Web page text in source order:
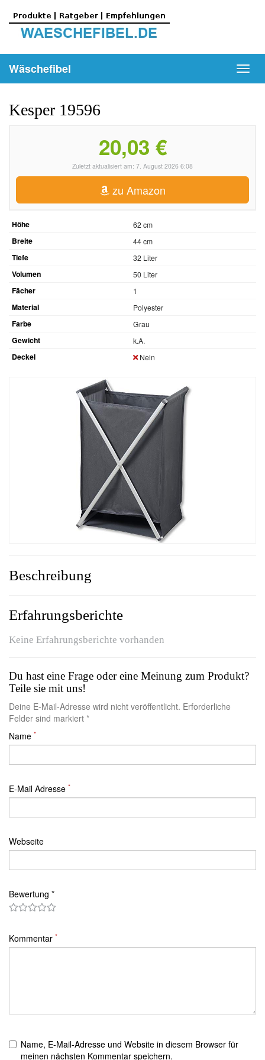
content
Wäschefibel
Kesper 19596
20,03 €
Zuletzt aktualisiert am: 7. August 2026 6:08
zu Amazon
Höhe 62 cm
Breite 44 cm
Tiefe 32 Liter
Volumen 50 Liter
Fächer 1
Material Polyester
Farbe Grau
Gewicht k.A.
Deckel Nein
Beschreibung
Erfahrungsberichte
Keine Erfahrungsberichte vorhanden
Du hast eine Frage oder eine Meinung zum Produkt?
Teile sie mit uns!
Deine E-Mail-Adresse wird nicht veröffentlicht. Erforderliche
Felder sind markiert *
Name *
E-Mail Adresse *
Webseite
Bewertung *
Kommentar *
Name, E-Mail-Adresse und Website in diesem Browser für
meinen nächsten Kommentar speichern.